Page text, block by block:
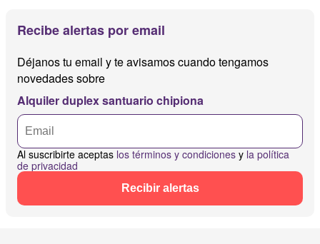
Recibe alertas por email
Déjanos tu email y te avisamos cuando tengamos
novedades sobre
Alquiler duplex santuario chipiona
Al suscribirte aceptas los términos y condiciones y la política
de privacidad
Recibir alertas